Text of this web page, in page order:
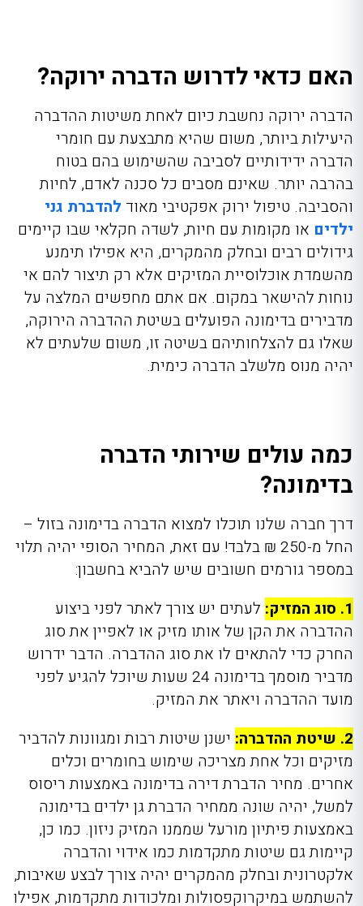
האם כדאי לדרוש הדברה ירוקה?
הדברה ירוקה נחשבת כיום לאחת משיטות ההדברה
היעילות ביותר, משום שהיא מתבצעת עם חומרי
הדברה ידידותיים לסביבה שהשימוש בהם בטוח
בהרבה יותר. שאינם מסבים כל סכנה לאדם, לחיות
והסביבה. טיפול ירוק אפקטיבי מאוד להדברת גני
ילדים או מקומות עם חיות, לשדה חקלאי שבו קיימים
גידולים רבים ובחלק מהמקרים, היא אפילו תימנע
מהשמדת אוכלוסיית המזיקים אלא רק תיצור להם אי
נוחות להישאר במקום. אם אתם מחפשים המלצה על
מדבירים בדימונה הפועלים בשיטת ההדברה הירוקה,
שאלו גם להצלחותיהם בשיטה זו, משום שלעתים לא
יהיה מנוס מלשלב הדברה כימית.
כמה עולים שירותי הדברה
בדימונה?
דרך חברה שלנו תוכלו למצוא הדברה בדימונה בזול –
החל מ-250 ₪ בלבד! עם זאת, המחיר הסופי יהיה תלוי
במספר גורמים חשובים שיש להביא בחשבון:
1. סוג המזיק:
לעתים יש צורך לאתר לפני ביצוע
ההדברה את הקן של אותו מזיק או לאפיין את סוג
החרק כדי להתאים לו את סוג ההדברה. הדבר ידרוש
מדביר מוסמך בדימונה 24 שעות שיוכל להגיע לפני
מועד ההדברה ויאתר את המזיק.
2. שיטת ההדברה:
ישנן שיטות רבות ומגוונות להדביר
מזיקים וכל אחת מצריכה שימוש בחומרים וכלים
אחרים. מחיר הדברת דירה בדימונה באמצעות ריסוס
למשל, יהיה שונה ממחיר הדברת גן ילדים בדימונה
באמצעות פיתיון מורעל שממנו המזיק ניזון. כמו כן,
קיימות גם שיטות מתקדמות כמו אידוי והדברה
אלקטרונית ובחלק מהמקרים יהיה צורך לבצע שאיבות,
להשתמש במיקרוקפסולות ומלכודות מתקדמות, אפילו